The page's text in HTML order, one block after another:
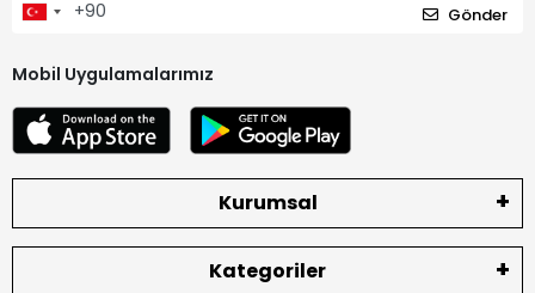
Gönder
Mobil Uygulamalarımız
Kurumsal
Kategoriler